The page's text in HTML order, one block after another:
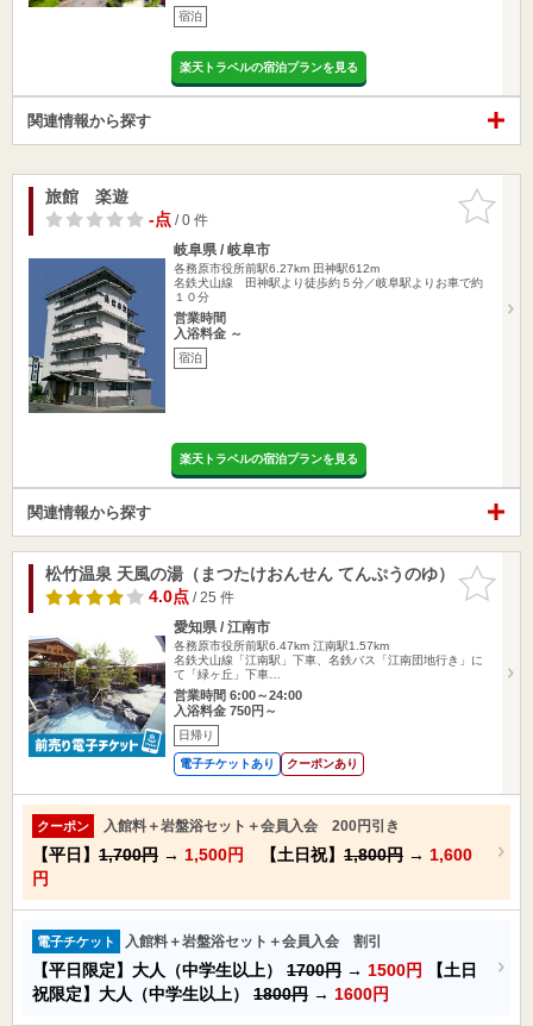
宿泊
楽天トラベルの宿泊プランを見る
関連情報から探す
お気に入
りに追加
旅館 楽遊
-点/ 0 件
岐阜県 / 岐阜市
各務原市役所前駅6.27km 田神駅612m
名鉄犬山線 田神駅より徒歩約５分／岐阜駅よりお車で約
１０分
営業時間
入浴料金 ～
宿泊
楽天トラベルの宿泊プランを見る
関連情報から探す
お気に入
りに追加
松竹温泉 天風の湯（まつたけおんせん てんぷうのゆ）
4.0点/ 25 件
愛知県 / 江南市
各務原市役所前駅6.47km 江南駅1.57km
名鉄犬山線「江南駅」下車、名鉄バス「江南団地行き」に
て「緑ヶ丘」下車…
営業時間 6:00～24:00
入浴料金 750円～
日帰り
電子チケットあり クーポンあり
クーポン 入館料＋岩盤浴セット＋会員入会 200円引き
【平日】 1,700円 → 1,500円 【土日祝】 1,800円 → 1,600
円
電子チケット 入館料＋岩盤浴セット＋会員入会 割引
【平日限定】大人（中学生以上） 1700円 → 1500円
【土日
祝限定】大人（中学生以上） 1800円 → 1600円